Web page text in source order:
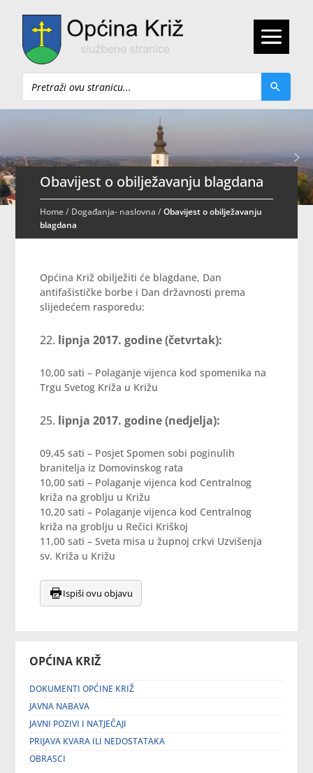
Pretraži
OPĆINA KRIŽ
DOKUMENTI OPĆINE KRIŽ
JAVNA NABAVA
JAVNI POZIVI I NATJEČAJI
PRIJAVA KVARA ILI NEDOSTATAKA
OBRASCI
Obavijest o obilježavanju blagdana
Home/ Događanja- naslovna /Obavijest o obilježavanju
blagdana
Općina Križ obilježiti će blagdane, Dan
antifašističke borbe i Dan državnosti prema
slijedećem rasporedu:
lipnja 2017. godine (četvrtak):
10,00 sati – Polaganje vijenca kod spomenika na
Trgu Svetog Križa u Križu
lipnja 2017. godine (nedjelja):
09,45 sati – Posjet Spomen sobi poginulih
branitelja iz Domovinskog rata
10,00 sati – Polaganje vijenca kod Centralnog
križa na groblju u Križu
10,20 sati – Polaganje vijenca kod Centralnog
križa na groblju u Rečici Kriškoj
11,00 sati – Sveta misa u župnoj crkvi Uzvišenja
sv. Križa u Križu
Ispiši ovu objavu